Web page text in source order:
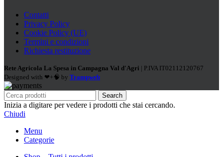
Contatti
Privacy Policy
Cookie Policy (UE)
Termini e condizioni
Richiesta restituzione
Rete Agricola La Spesa in Campagna Val d'Agri | P.IVA IT02112120767
Designed with ❤+🧠 by Trampweb
Search
Inizia a digitare per vedere i prodotti che stai cercando.
Chiudi
Menu
Categorie